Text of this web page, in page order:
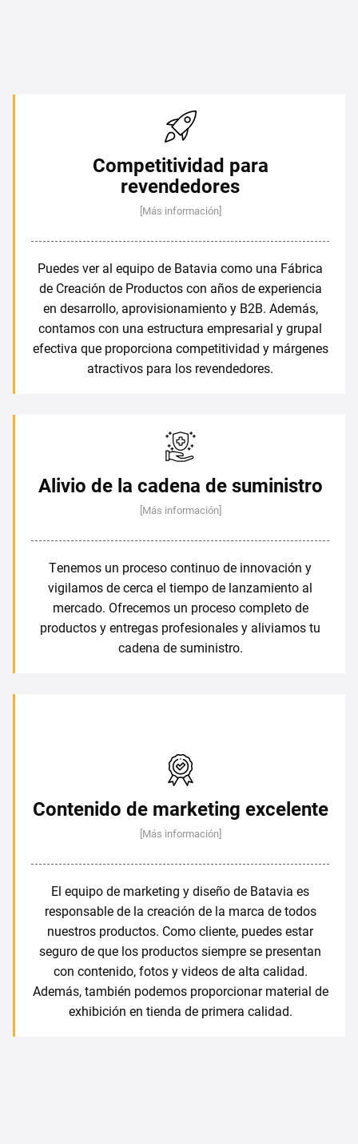
Competitividad para
revendedores
[Más información]
Puedes ver al equipo de Batavia como una Fábrica
de Creación de Productos con años de experiencia
en desarrollo, aprovisionamiento y B2B. Además,
contamos con una estructura empresarial y grupal
efectiva que proporciona competitividad y márgenes
atractivos para los revendedores.
Alivio de la cadena de suministro
[Más información]
Tenemos un proceso continuo de innovación y
vigilamos de cerca el tiempo de lanzamiento al
mercado. Ofrecemos un proceso completo de
productos y entregas profesionales y aliviamos tu
cadena de suministro.
Contenido de marketing excelente
[Más información]
El equipo de marketing y diseño de Batavia es
responsable de la creación de la marca de todos
nuestros productos. Como cliente, puedes estar
seguro de que los productos siempre se presentan
con contenido, fotos y videos de alta calidad.
Además, también podemos proporcionar material de
exhibición en tienda de primera calidad.